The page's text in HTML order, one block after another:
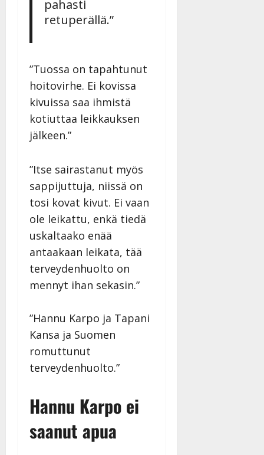
pahasti
retuperällä.”
”Tuossa on tapahtunut
hoitovirhe. Ei kovissa
kivuissa saa ihmistä
kotiuttaa leikkauksen
jälkeen.”
”Itse sairastanut myös
sappijuttuja, niissä on
tosi kovat kivut. Ei vaan
ole leikattu, enkä tiedä
uskaltaako enää
antaakaan leikata, tää
terveydenhuolto on
mennyt ihan sekasin.”
”Hannu Karpo ja Tapani
Kansa ja Suomen
romuttunut
terveydenhuolto.”
Hannu Karpo ei
saanut apua